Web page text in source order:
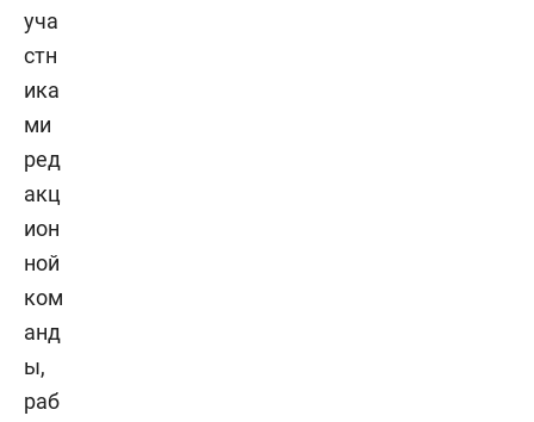
уча
стн
ика
ми
ред
акц
ион
ной
ком
анд
ы,
раб